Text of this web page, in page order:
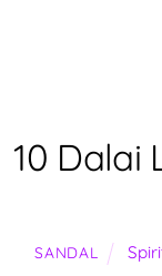
10 Dalai
SANDAL